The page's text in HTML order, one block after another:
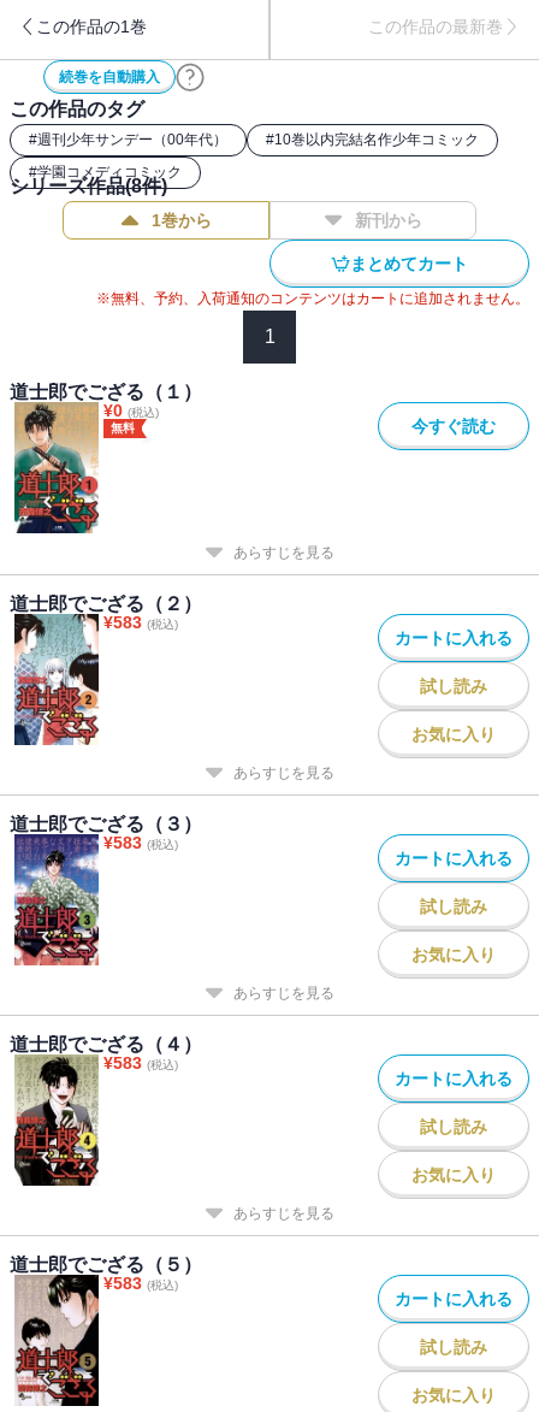
この作品の1巻 この作品の最新巻
続巻を自動購入
この作品のタグ
#週刊少年サンデー（00年代） #10巻以内完結名作少年コミック
#学園コメディコミック
シリーズ作品(8件)
1巻から 新刊から
まとめてカート
※無料、予約、入荷通知のコンテンツはカートに追加されません。
1
道士郎でござる（１）
¥0 (税込)
無料
今すぐ読む
あらすじを見る
道士郎でござる（２）
¥583 (税込)
カートに入れる
試し読み
お気に入り
あらすじを見る
道士郎でござる（３）
¥583 (税込)
カートに入れる
試し読み
お気に入り
あらすじを見る
道士郎でござる（４）
¥583 (税込)
カートに入れる
試し読み
お気に入り
あらすじを見る
道士郎でござる（５）
¥583 (税込)
カートに入れる
試し読み
お気に入り